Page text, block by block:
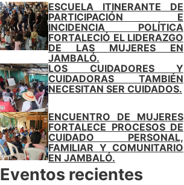
ESCUELA ITINERANTE DE
PARTICIPACIÓN E
INCIDENCIA POLÍTICA
FORTALECIÓ EL LIDERAZGO
DE LAS MUJERES EN
JAMBALÓ.
LOS CUIDADORES Y
CUIDADORAS TAMBIÉN
NECESITAN SER CUIDADOS.
ENCUENTRO DE MUJERES
FORTALECE PROCESOS DE
CUIDADO PERSONAL,
FAMILIAR Y COMUNITARIO
EN JAMBALÓ.
Eventos recientes